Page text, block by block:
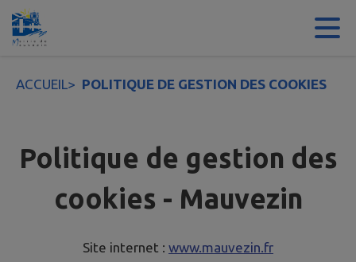
Contenu
ACCUEIL> POLITIQUE DE GESTION DES COOKIES
Politique de gestion des
cookies - Mauvezin
Site internet : www.mauvezin.fr